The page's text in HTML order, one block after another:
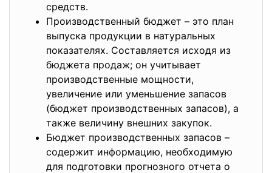
средств.
Производственный бюджет – это план
выпуска продукции в натуральных
показателях. Составляется исходя из
бюджета продаж; он учитывает
производственные мощности,
увеличение или уменьшение запасов
(бюджет производственных запасов), а
также величину внешних закупок.
Бюджет производственных запасов –
содержит информацию, необходимую
для подготовки прогнозного отчета о